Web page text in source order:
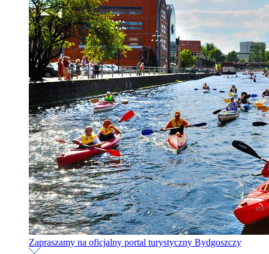
Zapraszamy na oficjalny portal turystyczny Bydgoszczy